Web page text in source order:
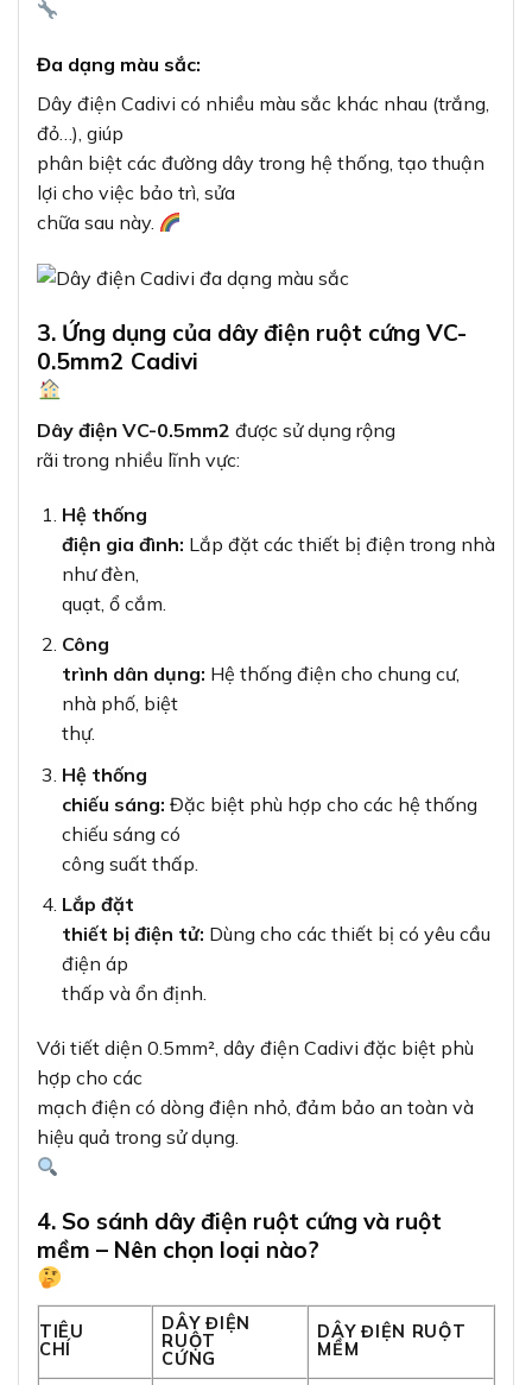
Đa dạng màu sắc:
Dây điện Cadivi có nhiều màu sắc khác nhau (trắng,
đỏ…), giúp
phân biệt các đường dây trong hệ thống, tạo thuận
lợi cho việc bảo trì, sửa
chữa sau này.
3. Ứng dụng của dây điện ruột cứng VC-
0.5mm2 Cadivi
Dây điện VC-0.5mm2 được sử dụng rộng
rãi trong nhiều lĩnh vực:
Hệ thống
điện gia đình: Lắp đặt các thiết bị điện trong nhà
như đèn,
quạt, ổ cắm.
Công
trình dân dụng: Hệ thống điện cho chung cư,
nhà phố, biệt
thự.
Hệ thống
chiếu sáng: Đặc biệt phù hợp cho các hệ thống
chiếu sáng có
công suất thấp.
Lắp đặt
thiết bị điện tử: Dùng cho các thiết bị có yêu cầu
điện áp
thấp và ổn định.
Với tiết diện 0.5mm², dây điện Cadivi đặc biệt phù
hợp cho các
mạch điện có dòng điện nhỏ, đảm bảo an toàn và
hiệu quả trong sử dụng.
4. So sánh dây điện ruột cứng và ruột
mềm – Nên chọn loại nào?
TIÊU
CHÍ
DÂY ĐIỆN
RUỘT
CỨNG
DÂY ĐIỆN RUỘT
MỀM